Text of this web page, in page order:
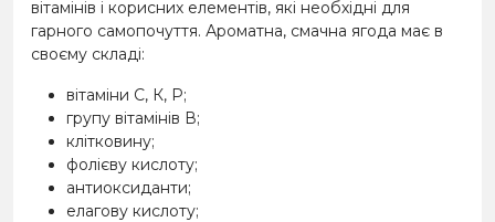
вітамінів і корисних елементів, які необхідні для
гарного самопочуття. Ароматна, смачна ягода має в
своєму складі:
вітаміни С, К, Р;
групу вітамінів В;
клітковину;
фолієву кислоту;
антиоксиданти;
елагову кислоту;